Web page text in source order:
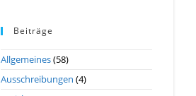
Beiträge
Allgemeines(58)
Ausschreibungen (4)